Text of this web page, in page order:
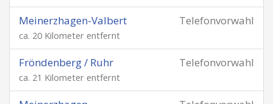
Telefonvorwahl
Meinerzhagen-Valbert
ca. 20 Kilometer entfernt
Telefonvorwahl
Fröndenberg / Ruhr
ca. 21 Kilometer entfernt